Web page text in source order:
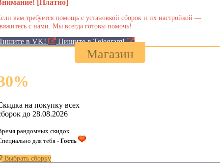
[Платно]
вам требуется помощь с установкой сборок и их настройкой —
с нами. Мы всегда готовы помочь!
в VK! Пишите в Telegram!
Магазин
%
на покупку всех
до 28.08.2026
рандомных скидок.
для тебя - Гость
Выбрать сборку